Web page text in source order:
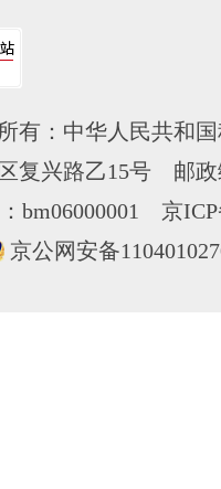
有：中华人民共和
复兴路乙15号 邮
bm06000001 京
京公网安备